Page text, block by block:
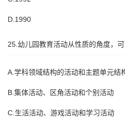
D.1990
25.幼儿园教育活动从性质的角度，可
A.学科领域结构的活动和主题单元结
B.集体活动、区角活动和个别活动
C.生活活动、游戏活动和学习活动